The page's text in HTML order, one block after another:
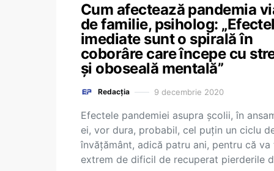
Cum afectează pandemia
de familie, psiholog:
imediate sunt o spirală în
coborâre care începe cu
și oboseală mentală”
Redacția 9 decembrie 2020
Efectele pandemiei asupra școlii, în
ei, vor dura, probabil, cel puțin un ciclu
învățământ, adică patru ani, pentru că va
extrem de dificil de recuperat pierderile